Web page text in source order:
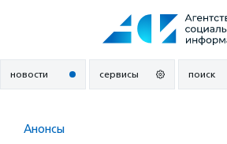
новости сервисы поиск
Анонсы